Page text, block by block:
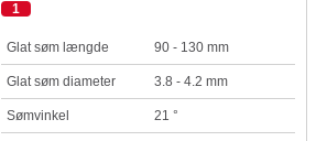
1
Glat søm længde 90 - 130 mm
Glat søm diameter 3.8 - 4.2 mm
Sømvinkel 21 °